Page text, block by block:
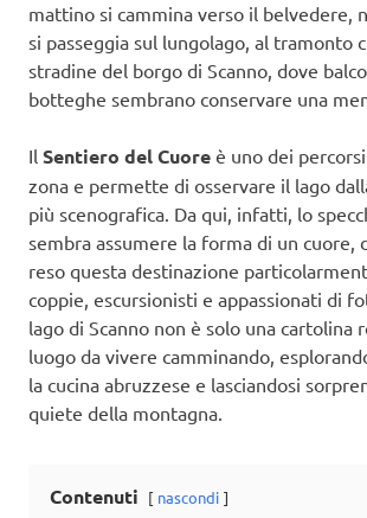
mattino si cammina verso il belvedere,
si passeggia sul lungolago, al tramonto
stradine del borgo di Scanno, dove
botteghe sembrano conservare una
Il Sentiero del Cuore è uno dei
zona e permette di osservare il lago
più scenografica. Da qui, infatti, lo
sembra assumere la forma di un cuore,
reso questa destinazione
coppie, escursionisti e appassionati di
lago di Scanno non è solo una cartolina
luogo da vivere camminando,
la cucina abruzzese e lasciandosi
quiete della montagna.
Contenuti nascondi